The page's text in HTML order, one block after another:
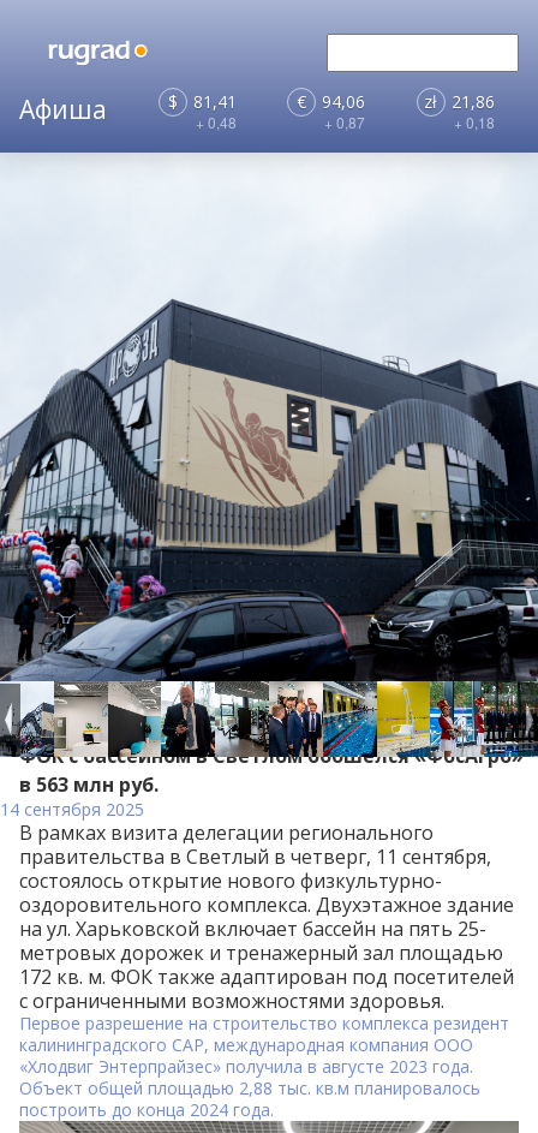
$ 81,41
+ 0,48
€ 94,06
+ 0,87
zł 21,86
+ 0,18
ФОК с бассейном в Светлом обошелся «ФосАгро»
в 563 млн руб.
14 сентября 2025
В рамках визита делегации регионального
правительства в Светлый в четверг, 11 сентября,
состоялось открытие нового физкультурно-
оздоровительного комплекса. Двухэтажное здание
на ул. Харьковской включает бассейн на пять 25-
метровых дорожек и тренажерный зал площадью
172 кв. м. ФОК также адаптирован под посетителей
с ограниченными возможностями здоровья.
Первое разрешение на строительство комплекса резидент
калининградского САР, международная компания ООО
«Хлодвиг Энтерпрайзес» получила в августе 2023 года.
Объект общей площадью 2,88 тыс. кв.м планировалось
построить до конца 2024 года.